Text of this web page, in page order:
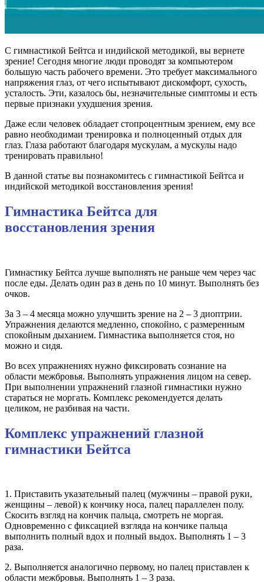
С гимнастикой Бейтса и индийской методикой, вы вернете
зрение! Сегодня многие люди проводят за компьютером
большую часть рабочего времени. Это требует максимального
напряжения глаз, от чего испытывают дискомфорт, сухость,
усталость. Эти, казалось бы, незначительные симптомы и есть
первые признаки ухудшения зрения.
Даже если человек обладает стопроцентным зрением, ему все
равно необходимаи тренировка и полноценный отдых для
глаз. Глаза работают благодаря мускулам, а мускулы надо
тренировать правильно!
В данной статье вы познакомитесь с гимнастикой Бейтса и
индийской методикой восстановления зрения!
Гимнастика Бейтса для
восстановления зрения
Гимнастику Бейтса лучше выполнять не раньше чем через час
после еды. Делать один раз в день по 10 минут. Выполнять без
очков.
За 3 – 4 месяца можно улучшить зрение на 2 – 3 диоптрии.
Упражнения делаются медленно, спокойно, с размеренным
спокойным дыханием. Гимнастика выполняется стоя, но
можно и сидя.
Во всех упражнениях нужно фиксировать сознание на
области межбровья. Выполнять упражнения лицом на север.
При выполнении упражнений глазной гимнастики нужно
стараться не моргать. Комплекс рекомендуется делать
целиком, не разбивая на части.
Комплекс упражнений глазной
гимнастики Бейтса
1. Приставить указательный палец (мужчины – правой руки,
женщины – левой) к кончику носа, палец параллелен полу.
Скосить взгляд на кончик пальца, смотреть не моргая.
Одновременно с фиксацией взгляда на кончике пальца
выполнить полный вдох и полный выдох. Выполнять 1 – 3
раза.
2. Выполняется аналогично первому, но палец приставлен к
области межбровья. Выполнять 1 – 3 раза.